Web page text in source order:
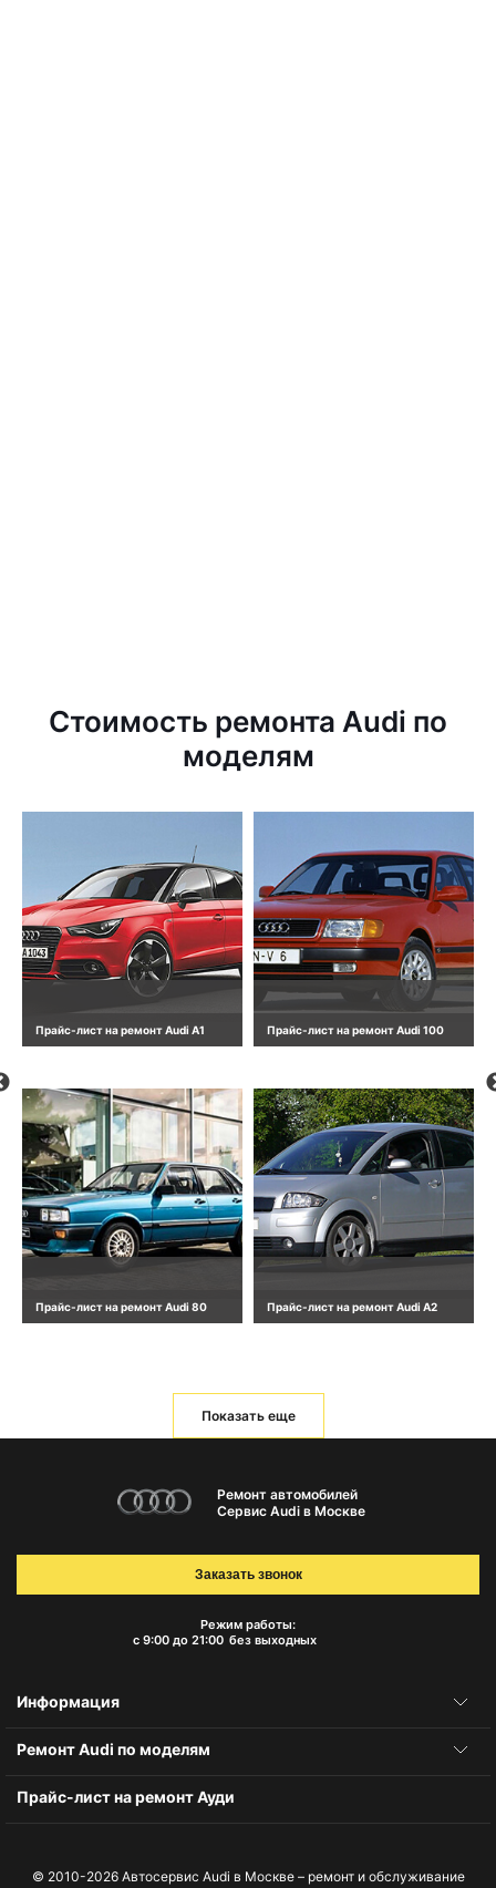
Стоимость ремонта Audi по
моделям
Прайс-лист на ремонт Audi A1
Прайс-лист на ремонт Audi 80
Прайс-лист на ремонт Audi 100
Прайс-лист на ремонт Audi A2
Показать еще
Ремонт автомобилей
Сервис Audi в Москве
Режим работы:
с 9:00 до 21:00 без выходных
Заказать звонок
Информация
Ремонт Audi по моделям
Прайс-лист на ремонт Ауди
© 2010-2026 Автосервис Audi в Москве – ремонт и обслуживание